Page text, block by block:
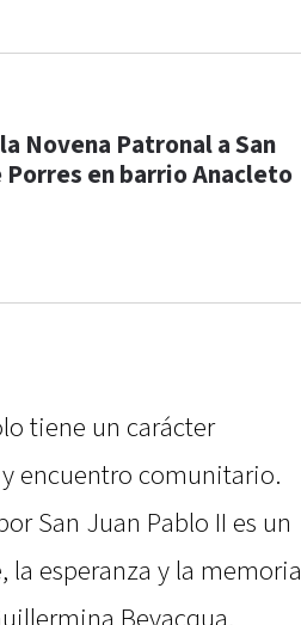
Novena Patronal a San
Porres en barrio Anacleto
tiene un carácter
encuentro comunitario.
San Juan Pablo II es un
esperanza y la memoria